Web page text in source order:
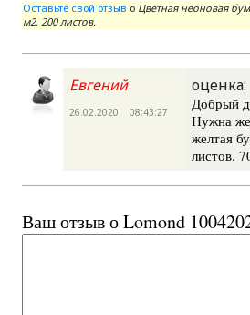
Оставьте свой отзыв о Цветная неоновая
м2, 200 листов.
Евгений
26.02.2020 08:43:27
оценка:
Добрый
Нужна
желтая
листов.
Ваш отзыв о Lomond